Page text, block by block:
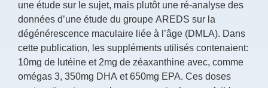
une étude sur le sujet, mais plutôt une ré-analyse des
données d’une étude du groupe AREDS sur la
dégénérescence maculaire liée à l’âge (DMLA). Dans
cette publication, les suppléments utilisés contenaient:
10mg de lutéine et 2mg de zéaxanthine avec, comme
omégas 3, 350mg DHA et 650mg EPA. Ces doses